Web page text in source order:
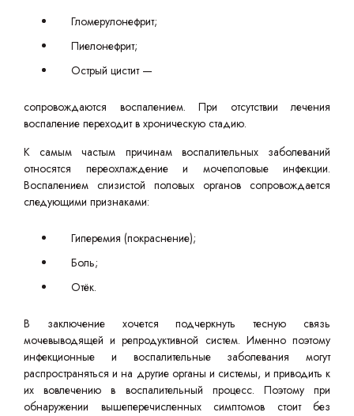
Гломерулонефрит;
Пиелонефрит;
Острый цистит —
сопровождаются воспалением. При отсутствии лечения
воспаление переходит в хроническую стадию.
К самым частым причинам воспалительных заболеваний
относятся переохлаждение и мочеполовые инфекции.
Воспалением слизистой половых органов сопровождается
следующими признаками:
Гиперемия (покраснение);
Боль;
Отёк.
В заключение хочется подчеркнуть тесную связь
мочевыводящей и репродуктивной систем. Именно поэтому
инфекционные и воспалительные заболевания могут
распространяться и на другие органы и системы, и приводить к
их вовлечению в воспалительный процесс. Поэтому при
обнаружении вышеперечисленных симптомов стоит без